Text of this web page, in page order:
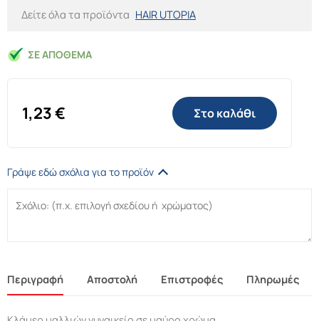
Δείτε όλα τα προϊόντα HAIR UTOPIA
ΣΕ ΑΠΌΘΕΜΑ
1,23€ Στο καλάθι
Γράψε εδώ σχόλια για το προϊόν
Περιγραφή Αποστολή Επιστροφές Πληρωμές